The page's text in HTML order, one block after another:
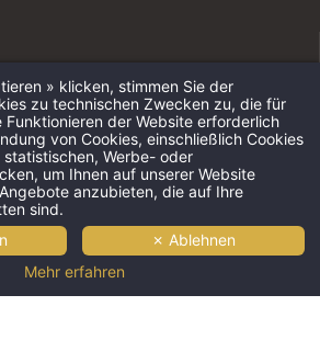
von MMCréationwithHapi
» klicken, stimmen Sie der
zu technischen Zwecken zu, die für
der Website erforderlich
von Cookies, einschließlich Cookies
Werbe- oder
um Ihnen auf unserer Website
anzubieten, die auf Ihre
sind.
✗ Ablehnen
Mehr erfahren